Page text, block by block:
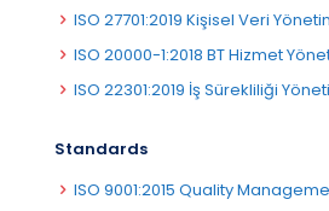
ISO 27701:2019 Kişisel Veri
ISO 20000-1:2018 BT Hizmet
ISO 22301:2019 İş Sürekliliği
Standards
ISO 9001:2015 Quality